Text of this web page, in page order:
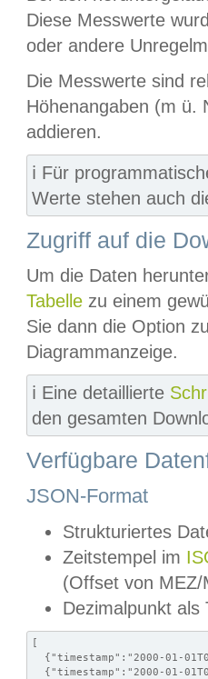
Diese Messwerte
oder andere
Die Messwerte sind
Höhenangaben (m ü.
addieren.
ℹ️ Für
Werte stehen auch
Zugriff auf die
Um die Daten
Tabelle zu einem
Sie dann die Option
Diagrammanzeige.
ℹ️ Eine detaillierte
den gesamten
Verfügbare
JSON-Format
Strukturiertes
Zeitstempel im
(Offset von MEZ/
Dezimalpunkt als
[
{"timestamp":"2000-01-
{"timestamp":"2000-01-